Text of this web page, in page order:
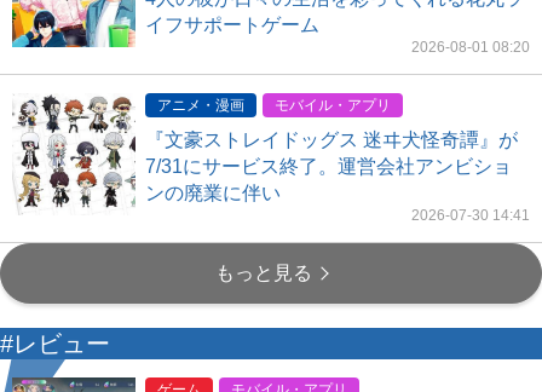
イフサポートゲーム
2026-08-01 08:20
アニメ・漫画 モバイル・アプリ
『文豪ストレイドッグス 迷ヰ犬怪奇譚』が
7/31にサービス終了。運営会社アンビショ
ンの廃業に伴い
2026-07-30 14:41
もっと見る
#レビュー